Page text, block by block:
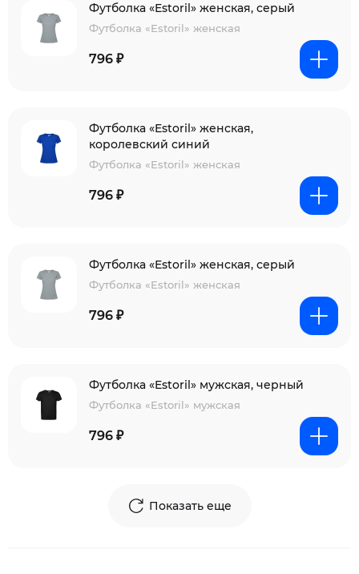
Футболка «Estoril» женская, серый
Футболка «Estoril» женская
796 ₽
Футболка «Estoril» женская,
королевский синий
Футболка «Estoril» женская
796 ₽
Футболка «Estoril» женская, серый
Футболка «Estoril» женская
796 ₽
Футболка «Estoril» мужская, черный
Футболка «Estoril» мужская
796 ₽
Показать еще